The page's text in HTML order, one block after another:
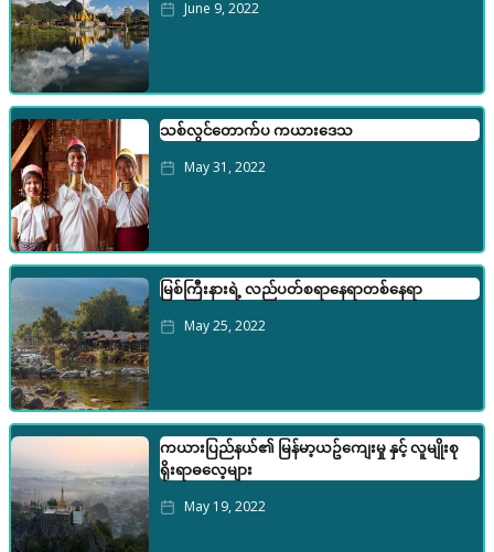
June 9, 2022
သစ်လွင်တောက်ပ ကယားဒေသ
May 31, 2022
မြစ်ကြီးနားရဲ့ လည်ပတ်စရာနေရာတစ်နေရာ
May 25, 2022
‍ကယားပြည်နယ်၏ မြန်မာ့ယဥ်ကျေးမှု နှင့် လူမျိုးစု
ရိုးရာဓလေ့များ
May 19, 2022